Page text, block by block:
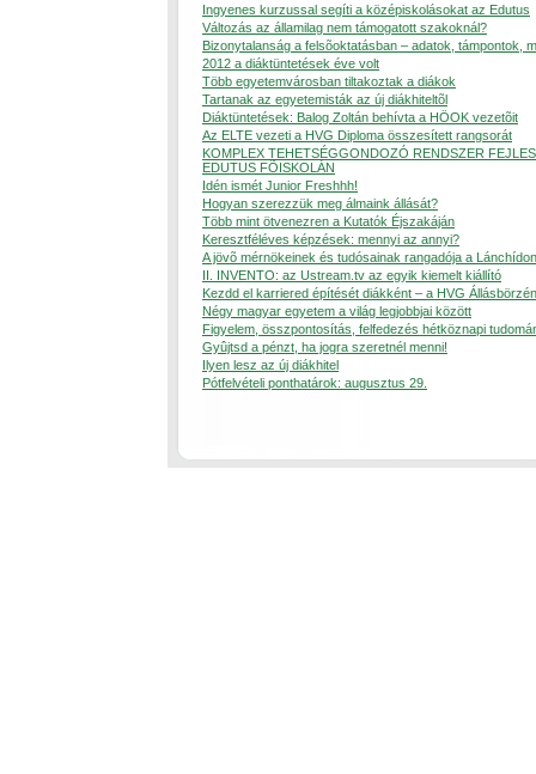
Ingyenes kurzussal segíti a középiskolásokat az Edutus
Változás az államilag nem támogatott szakoknál?
Bizonytalanság a felsõoktatásban – adatok, támpontok,
2012 a diáktüntetések éve volt
Több egyetemvárosban tiltakoztak a diákok
Tartanak az egyetemisták az új diákhiteltõl
Diáktüntetések: Balog Zoltán behívta a HÖOK vezetõit
Az ELTE vezeti a HVG Diploma összesített rangsorát
KOMPLEX TEHETSÉGGONDOZÓ RENDSZER
EDUTUS FÕISKOLÁN
Idén ismét Junior Freshhh!
Hogyan szerezzük meg álmaink állását?
Több mint ötvenezren a Kutatók Éjszakáján
Keresztféléves képzések: mennyi az annyi?
A jövõ mérnökeinek és tudósainak rangadója a Lánchídon
II. INVENTO: az Ustream.tv az egyik kiemelt kiállító
Kezdd el karriered építését diákként – a HVG
Négy magyar egyetem a világ legjobbjai között
Figyelem, összpontosítás, felfedezés hétköznapi
Gyûjtsd a pénzt, ha jogra szeretnél menni!
Ilyen lesz az új diákhitel
Pótfelvételi ponthatárok: augusztus 29.